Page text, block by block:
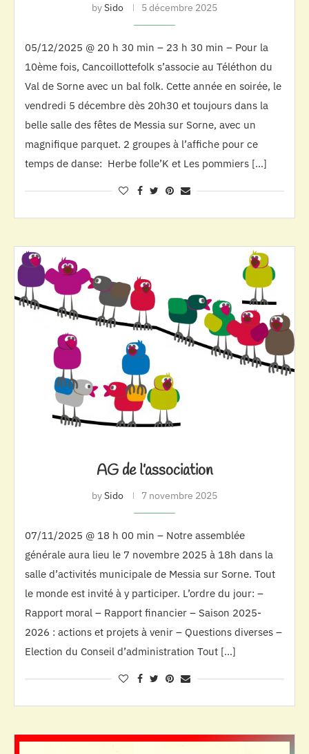
bySido 5 décembre 2025
05/12/2025 @ 20 h 30 min – 23 h 30 min – Pour la
10ème fois, Cancoillottefolk s’associe au Téléthon du
Val de Sorne avec un bal folk. Cette année en soirée, le
vendredi 5 décembre dès 20h30 et toujours dans la
belle salle des fêtes de Messia sur Sorne, avec un
magnifique parquet. 2 groupes à l’affiche pour ce
temps de danse: Herbe folle’K et Les pommiers […]
AG de l’association
bySido 7 novembre 2025
07/11/2025 @ 18 h 00 min – Notre assemblée
générale aura lieu le 7 novembre 2025 à 18h dans la
salle d’activités municipale de Messia sur Sorne. Tout
le monde est invité à y participer. L’ordre du jour: –
Rapport moral – Rapport financier – Saison 2025-
2026 : actions et projets à venir – Questions diverses –
Election du Conseil d’administration Tout […]